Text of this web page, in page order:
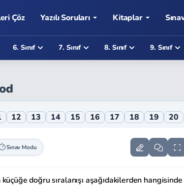
Çöz Yazılı Soruları Kitaplar
6. Sınıf 7. Sınıf 8. Sınıf 9. Sınıf
12 13 14 15 16 17 18 19 20
Sınav Modu
doğru sıralanışı aşağıdakilerden hangisinde